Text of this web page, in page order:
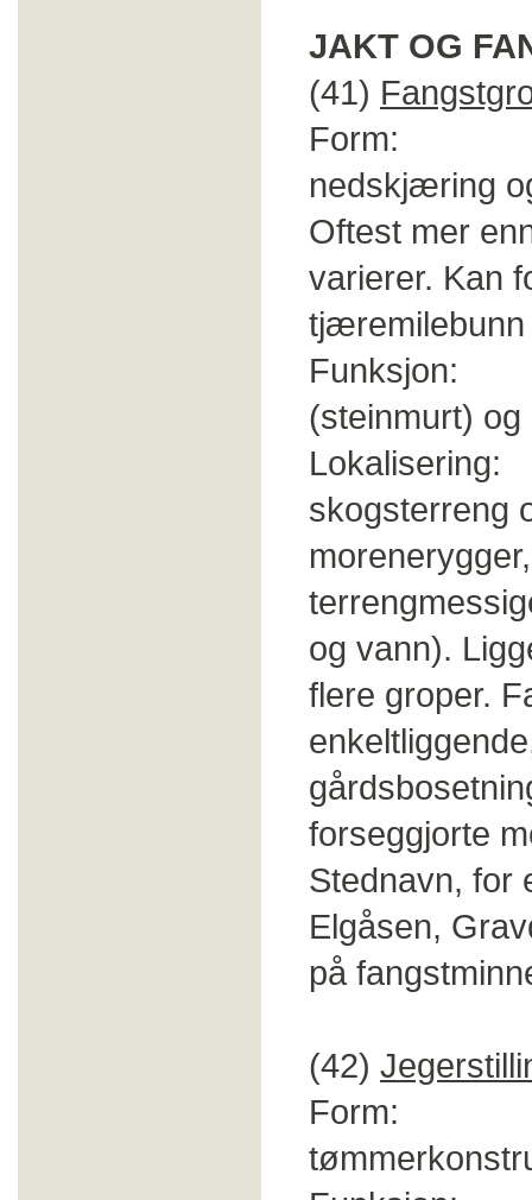
JAKT OG
(41)
Form:
nedskjæring
Oftest mer
varierer. Kan
tjæremilebunn
Funksjon:
(steinmurt)
Lokalisering:
skogsterreng
og vann).
flere groper.
forseggjorte
Stednavn, for
Elgåsen,
på
(42)
Form: